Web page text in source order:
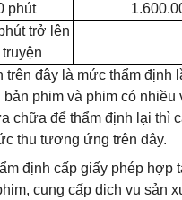
phút
trở lên
trên đây là mức thẩm định
phim và phim có nhiều
chữa để thẩm định lại thì
thu tương ứng trên đây.
định cấp giấy phép hợp
cung cấp dịch vụ sản